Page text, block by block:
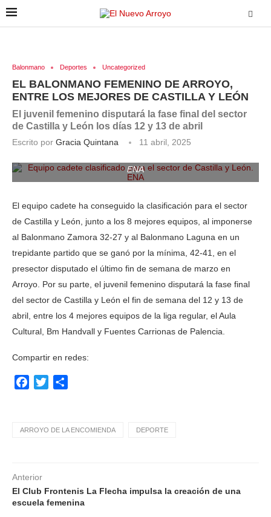
Balonmano Deportes Uncategorized
EL BALONMANO FEMENINO DE ARROYO,
ENTRE LOS MEJORES DE CASTILLA Y LEÓN
El juvenil femenino disputará la fase final del sector
de Castilla y León los días 12 y 13 de abril
Escrito por Gracia Quintana
11 abril, 2025
ENA
El equipo cadete ha conseguido la clasificación para el sector
de Castilla y León, junto a los 8 mejores equipos, al imponerse
al Balonmano Zamora 32-27 y al Balonmano Laguna en un
trepidante partido que se ganó por la mínima, 42-41, en el
presector disputado el último fin de semana de marzo en
Arroyo. Por su parte, el juvenil femenino disputará la fase final
del sector de Castilla y León el fin de semana del 12 y 13 de
abril, entre los 4 mejores equipos de la liga regular, el Aula
Cultural, Bm Handvall y Fuentes Carrionas de Palencia.
Compartir en redes:
Facebook
Twitter
ARROYO DE LA ENCOMIENDA DEPORTE
Anterior
El Club Frontenis La Flecha impulsa la creación de una
escuela femenina